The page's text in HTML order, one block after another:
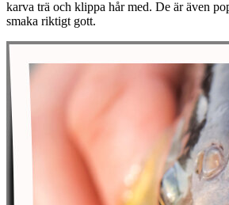
karva trä och klippa hår med. De är även
smaka riktigt gott.